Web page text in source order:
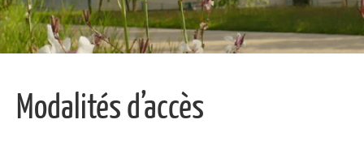
Modalités d’accès